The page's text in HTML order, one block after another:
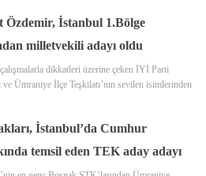
Özdemir, İstanbul 1.Bölge
milletvekili adayı oldu
çalışmalarla dikkatleri üzerine çeken İYİ Parti
ve Ümraniye İlçe Teşkilatı’nın sevilen isimlerinden
İstanbul’da Cumhur
temsil eden TEK aday adayı